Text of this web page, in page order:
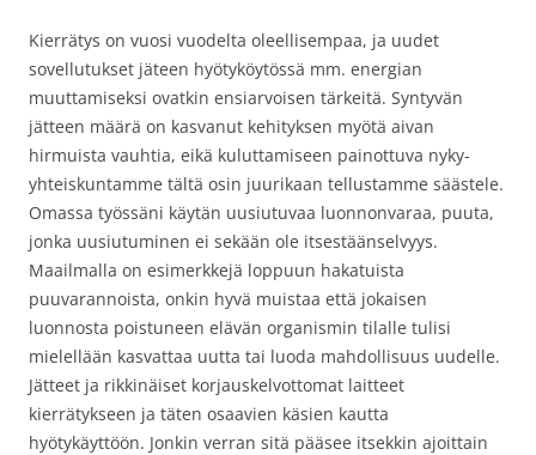
Kierrätys on vuosi vuodelta oleellisempaa, ja uudet
sovellutukset jäteen hyötyköytössä mm. energian
muuttamiseksi ovatkin ensiarvoisen tärkeitä. Syntyvän
jätteen määrä on kasvanut kehityksen myötä aivan
hirmuista vauhtia, eikä kuluttamiseen painottuva nyky-
yhteiskuntamme tältä osin juurikaan tellustamme säästele.
Omassa työssäni käytän uusiutuvaa luonnonvaraa, puuta,
jonka uusiutuminen ei sekään ole itsestäänselvyys.
Maailmalla on esimerkkejä loppuun hakatuista
puuvarannoista, onkin hyvä muistaa että jokaisen
luonnosta poistuneen elävän organismin tilalle tulisi
mielellään kasvattaa uutta tai luoda mahdollisuus uudelle.
Jätteet ja rikkinäiset korjauskelvottomat laitteet
kierrätykseen ja täten osaavien käsien kautta
hyötykäyttöön. Jonkin verran sitä pääsee itsekkin ajoittain